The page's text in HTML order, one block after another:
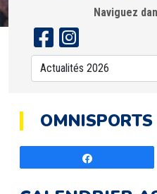
Naviguez
OMNISPORTS